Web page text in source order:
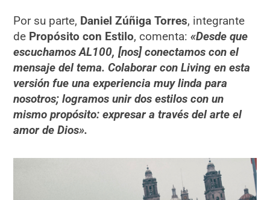
Por su parte, Daniel Zúñiga Torres, integrante
de Propósito con Estilo, comenta:«Desde que
escuchamos AL100, [nos] conectamos con el
mensaje del tema. Colaborar con Living en esta
versión fue una experiencia muy linda para
nosotros; logramos unir dos estilos con un
mismo propósito: expresar a través del arte el
amor de Dios».